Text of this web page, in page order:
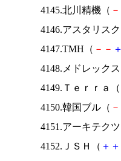
4145.北川精機（ －
4146.アスタリス
4147.TMH（ － －
4148.メドレック
4149.Ｔｅｒｒａ（
4150.韓国ブル（ －
4151.アーキテク
4152.ＪＳＨ（ ＋ ＋